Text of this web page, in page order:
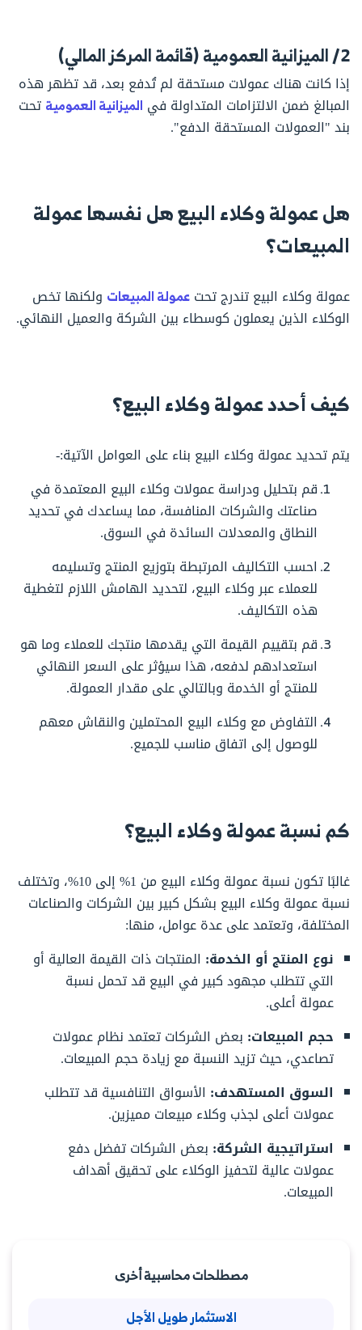
مصطلحات محاسبية أخرى
الاستثمار طويل الأجل
2/ الميزانية العمومية (قائمة المركز المالي)
إذا كانت هناك عمولات مستحقة لم تُدفع بعد، قد تظهر هذه
المبالغ ضمن الالتزامات المتداولة في الميزانية العمومية تحت
بند "العمولات المستحقة الدفع".
هل عمولة وكلاء البيع هل نفسها عمولة
المبيعات؟
عمولة وكلاء البيع تندرج تحت عمولة المبيعات ولكنها تخص
الوكلاء الذين يعملون كوسطاء بين الشركة والعميل النهائي.
كيف أحدد عمولة وكلاء البيع؟
يتم تحديد عمولة وكلاء البيع بناء على العوامل الآتية:-
قم بتحليل ودراسة عمولات وكلاء البيع المعتمدة في
صناعتك والشركات المنافسة، مما يساعدك في تحديد
النطاق والمعدلات السائدة في السوق.
احسب التكاليف المرتبطة بتوزيع المنتج وتسليمه
للعملاء عبر وكلاء البيع، لتحديد الهامش اللازم لتغطية
هذه التكاليف.
قم بتقييم القيمة التي يقدمها منتجك للعملاء وما هو
استعدادهم لدفعه، هذا سيؤثر على السعر النهائي
للمنتج أو الخدمة وبالتالي على مقدار العمولة.
التفاوض مع وكلاء البيع المحتملين والنقاش معهم
للوصول إلى اتفاق مناسب للجميع.
كم نسبة عمولة وكلاء البيع؟
غالبًا تكون نسبة عمولة وكلاء البيع من 1% إلى 10%، وتختلف
نسبة عمولة وكلاء البيع بشكل كبير بين الشركات والصناعات
المختلفة، وتعتمد على عدة عوامل، منها:
نوع المنتج أو الخدمة: المنتجات ذات القيمة العالية أو
التي تتطلب مجهود كبير في البيع قد تحمل نسبة
عمولة أعلى.
حجم المبيعات: بعض الشركات تعتمد نظام عمولات
تصاعدي، حيث تزيد النسبة مع زيادة حجم المبيعات.
السوق المستهدف: الأسواق التنافسية قد تتطلب
عمولات أعلى لجذب وكلاء مبيعات مميزين.
استراتيجية الشركة: بعض الشركات تفضل دفع
عمولات عالية لتحفيز الوكلاء على تحقيق أهداف
المبيعات.